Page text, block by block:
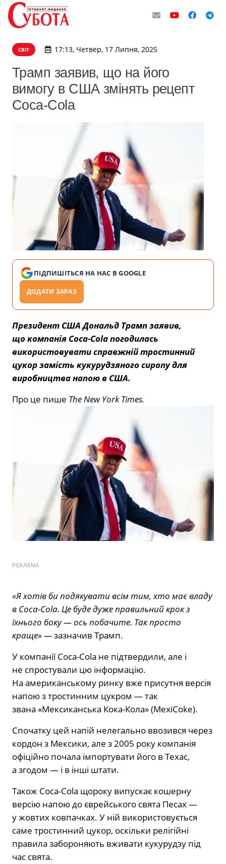
СВІТ 17:13, Четвер, 17 Липня, 2025
Трамп заявив, що на його
вимогу в США змінять рецепт
Coca-Cola
ПІДПИШІТЬСЯ НА НАС В GOOGLE
ДОДАТИ ЗАРАЗ
Президент США Дональд Трамп заявив,
що компанія Coca-Cola погодилась
використовувати справжній тростинний
цукор замість кукурудзяного сиропу для
виробництва напою в США.
Про це пише The New York Times.
РЕКЛАМА
«Я хотів би подякувати всім тим, хто має владу
в Coca-Cola. Це буде дуже правильний крок з
їхнього боку — ось побачите. Так просто
краще» —зазначив Трамп.
У компанії Coca-Cola не підтвердили, але і
не спростували цю інформацію.
На американському ринку вже присутня версія
напою з тростинним цукром — так
звана «Мексиканська Кока-Кола» (MexiCoke).
Спочатку цей напій нелегально ввозився через
кордон з Мексики, але з 2005 року компанія
офіційно почала імпортувати його в Техас,
а згодом — і в інші штати.
Також Coca-Cola щороку випускає кошерну
версію напою до єврейського свята Песах —
у жовтих ковпачках. У ній використовується
саме тростинний цукор, оскільки релігійні
правила забороняють вживати кукурудзу під
час свята.